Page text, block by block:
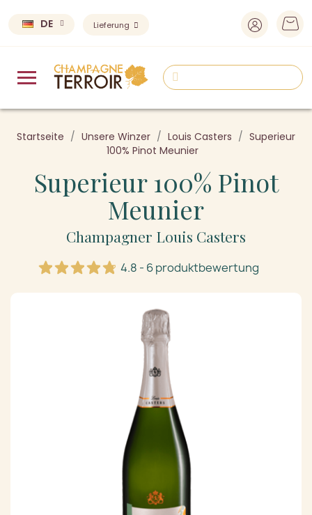
DE Lieferung
Startseite Unsere Winzer Louis Casters
Superieur
100% Pinot Meunier
Superieur 100% Pinot
Meunier
Champagner Louis Casters
4.8 - 6 produktbewertung